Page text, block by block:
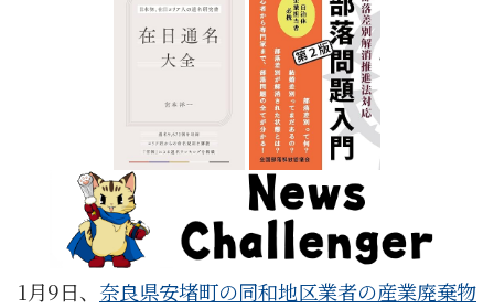
1月9日、 奈良県安堵町の同和地区業者の産業廃棄物